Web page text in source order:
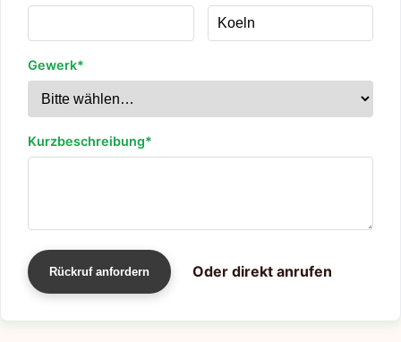
Gewerk*
Kurzbeschreibung*
Rückruf anfordern Oder direkt anrufen